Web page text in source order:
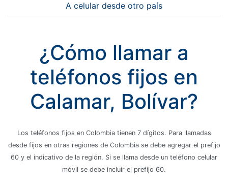
A celular desde otro país
¿Cómo llamar a
teléfonos fijos en
Calamar, Bolívar?
Los teléfonos fijos en Colombia tienen 7 dígitos. Para llamadas
desde fijos en otras regiones de Colombia se debe agregar el prefijo
60 y el indicativo de la región. Si se llama desde un teléfono celular
móvil se debe incluir el prefijo 60.